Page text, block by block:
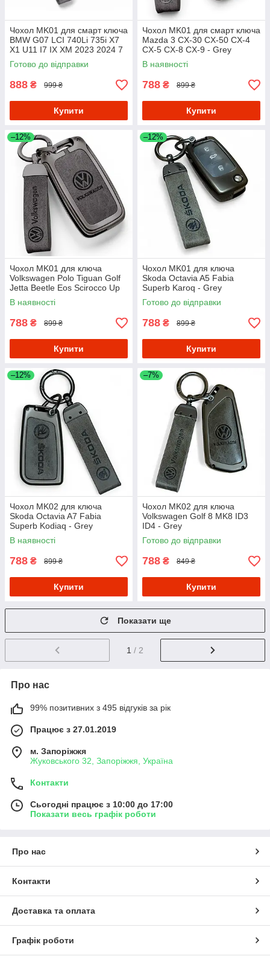
Чохол MK01 для смарт ключа
BMW G07 LCI 740Li 735i X7
X1 U11 I7 IX XM 2023 2024 7
Series - Grey
Готово до відправки
888 ₴ 999 ₴
Купити
Чохол MK01 для смарт ключа
Mazda 3 CX-30 CX-50 CX-4
CX-5 CX-8 CX-9 - Grey
В наявності
788 ₴ 899 ₴
Купити
–12%
Чохол MK01 для ключа
Volkswagen Polo Tiguan Golf
Jetta Beetle Eos Scirocco Up
Transporter Sharan - Grey
В наявності
788 ₴ 899 ₴
Купити
–12%
Чохол MK01 для ключа
Skoda Octavia A5 Fabia
Superb Karoq - Grey
Готово до відправки
788 ₴ 899 ₴
Купити
–12%
Чохол MK02 для ключа
Skoda Octavia A7 Fabia
Superb Kodiaq - Grey
В наявності
788 ₴ 899 ₴
Купити
–7%
Чохол MK02 для ключа
Volkswagen Golf 8 MK8 ID3
ID4 - Grey
Готово до відправки
788 ₴ 849 ₴
Купити
Показати ще
1 / 2
Про нас
99% позитивних з 495 відгуків за рік
Працює з 27.01.2019
м. Запоріжжя
Жуковського 32, Запоріжжя, Україна
Контакти
Сьогодні працює з 10:00 до 17:00
Показати весь графік роботи
Про нас
Контакти
Доставка та оплата
Графік роботи